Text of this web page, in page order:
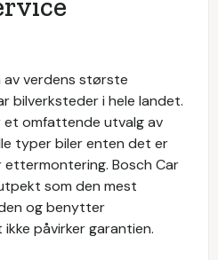
av verdens største
bilverksteder i hele landet.
et omfattende utvalg av
typer biler enten det er
ettermontering. Bosch Car
som den mest
og benytter
påvirker garantien.